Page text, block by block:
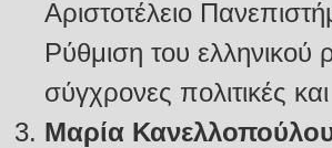
Αριστοτέλειο
Ρύθμιση του ελληνικού
σύγχρονες πολιτικές
Μαρία